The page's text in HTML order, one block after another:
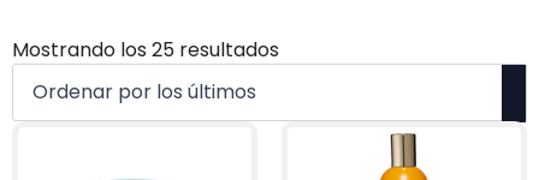
Mostrando los 25 resultados
últimos